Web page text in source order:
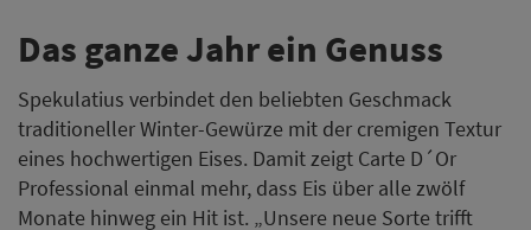
Das ganze Jahr ein Genuss
Spekulatius verbindet den beliebten Geschmack
traditioneller Winter-Gewürze mit der cremigen Textur
eines hochwertigen Eises. Damit zeigt Carte D´Or
Professional einmal mehr, dass Eis über alle zwölf
Monate hinweg ein Hit ist. „Unsere neue Sorte trifft